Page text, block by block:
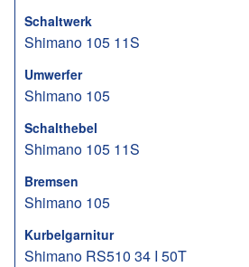
Schaltwerk
Shimano 105 11S
Umwerfer
Shimano 105
Schalthebel
Shimano 105 11S
Bremsen
Shimano 105
Kurbelgarnitur
Shimano RS510 34 I 50T